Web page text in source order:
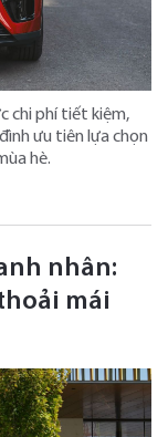
chi phí tiết kiệm,
ưu tiên lựa chọn
hè.
nhân:
mái